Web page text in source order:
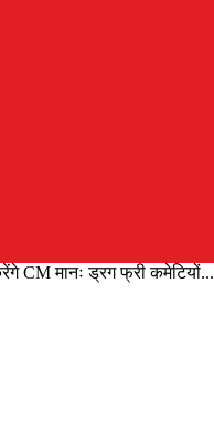
CM मानः ड्रग फ्री कमेटियों...